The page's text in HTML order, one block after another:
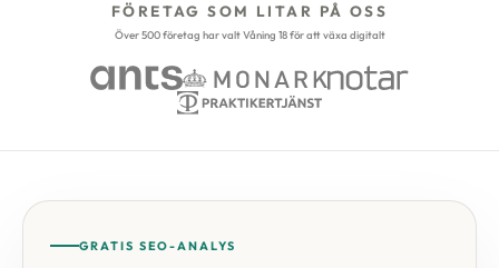
FÖRETAG SOM LITAR PÅ OSS
Över 500 företag har valt Våning 18 för att växa digitalt
GRATIS SEO-ANALYS